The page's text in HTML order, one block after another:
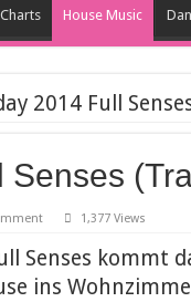
House Music
2014 Full
Senses
1,377 Views
Senses kommt
ins